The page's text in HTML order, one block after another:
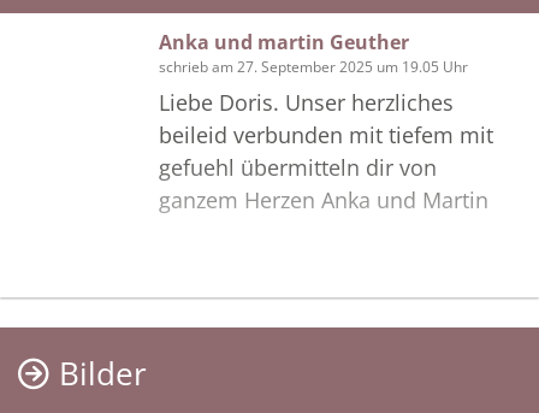
Anka und martin Geuther
schrieb am 27. September 2025 um 19.05 Uhr
Liebe Doris. Unser herzliches
beileid verbunden mit tiefem mit
gefuehl übermitteln dir von
ganzem Herzen Anka und Martin
Bilder